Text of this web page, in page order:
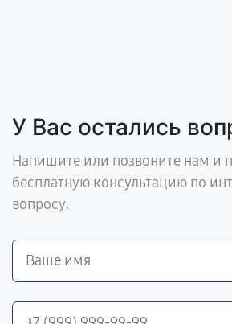
У Вас остались
Напишите или позвоните нам и
бесплатную консультацию по
вопросу.